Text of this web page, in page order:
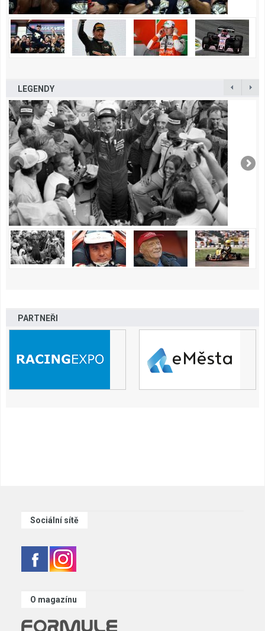
LEGENDY
PARTNEŘI
Sociální sítě
O magazínu